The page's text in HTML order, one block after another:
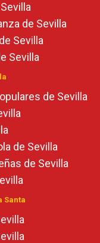
de Sevilla
Sevilla
Sevilla
de Sevilla
de Sevilla
de Sevilla
Santa